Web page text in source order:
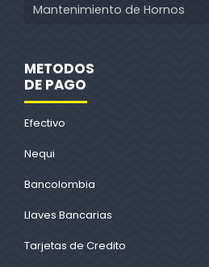
Mantenimiento de Hornos
METODOS
DE PAGO
Efectivo
Nequi
Bancolombia
Llaves Bancarias
Tarjetas de Credito